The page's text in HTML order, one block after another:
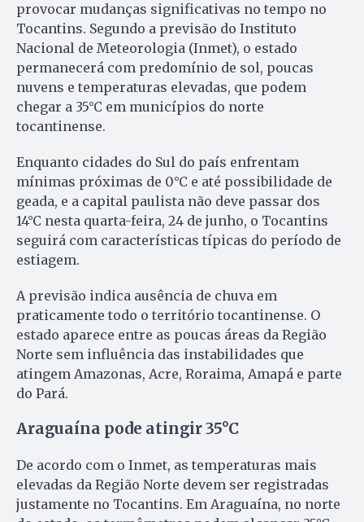
provocar mudanças significativas no tempo no
Tocantins. Segundo a previsão do Instituto
Nacional de Meteorologia (Inmet), o estado
permanecerá com predomínio de sol, poucas
nuvens e temperaturas elevadas, que podem
chegar a 35°C em municípios do norte
tocantinense.
Enquanto cidades do Sul do país enfrentam
mínimas próximas de 0°C e até possibilidade de
geada, e a capital paulista não deve passar dos
14°C nesta quarta-feira, 24 de junho, o Tocantins
seguirá com características típicas do período de
estiagem.
A previsão indica ausência de chuva em
praticamente todo o território tocantinense. O
estado aparece entre as poucas áreas da Região
Norte sem influência das instabilidades que
atingem Amazonas, Acre, Roraima, Amapá e parte
do Pará.
Araguaína pode atingir 35°C
De acordo com o Inmet, as temperaturas mais
elevadas da Região Norte devem ser registradas
justamente no Tocantins. Em Araguaína, no norte